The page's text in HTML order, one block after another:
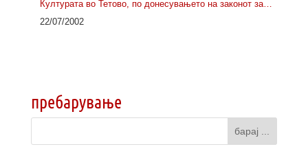
Културата во Тетово, по донесувањето на законот за…
22/07/2002
пребарување